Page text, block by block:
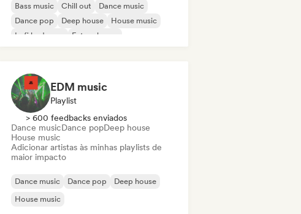
Bass music Chill out
Dance music
Dance pop
Deep house
House music
Lofi bedroom
Future house
EDM music
Playlist
> 600 feedbacks enviados
Dance musicDance popDeep house
House music
Adicionar artistas às minhas playlists de
maior impacto
Dance music Dance pop
Deep house
House music